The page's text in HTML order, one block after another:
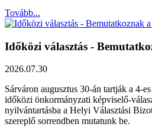
Tovább...
Időközi választás -
2026.07.30
Sárváron augusztus 30-án tartják a 4-
időközi önkormányzati képviselő-
nyilvántartásba a Helyi Választási
szereplő sorrendben mutatunk be.